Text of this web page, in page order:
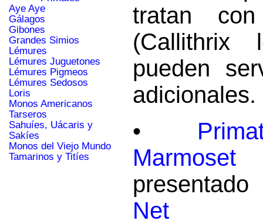
Aye Aye
Gálagos
Gibones
Grandes Simios
Lémures
Lémures Juguetones
Lémures Pigmeos
Lémures Sedosos
Loris
Monos Americanos
Tarseros
Sahuíes, Uácaris y
Sakíes
Monos del Viejo Mundo
Tamarinos y Titíes
tratan
(Callithrix
pueden
adicionales.
•
Net